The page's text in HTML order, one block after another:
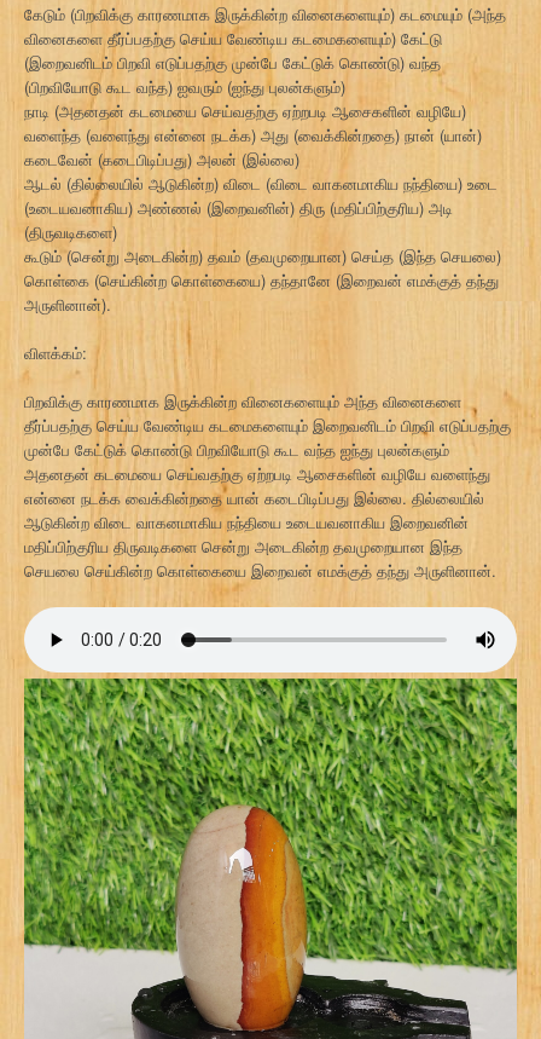
கேடும் (பிறவிக்கு காரணமாக இருக்கின்ற வினைகளையும்) கடமையும் (அந்த
வினைகளை தீர்ப்பதற்கு செய்ய வேண்டிய கடமைகளையும்) கேட்டு
(இறைவனிடம் பிறவி எடுப்பதற்கு முன்பே கேட்டுக் கொண்டு) வந்த
(பிறவியோடு கூட வந்த) ஐவரும் (ஐந்து புலன்களும்)
நாடி (அதனதன் கடமையை செய்வதற்கு ஏற்றபடி ஆசைகளின் வழியே)
வளைந்த (வளைந்து என்னை நடக்க) அது (வைக்கின்றதை) நான் (யான்)
கடைவேன் (கடைபிடிப்பது) அலன் (இல்லை)
ஆடல் (தில்லையில் ஆடுகின்ற) விடை (விடை வாகனமாகிய நந்தியை) உடை
(உடையவனாகிய) அண்ணல் (இறைவனின்) திரு (மதிப்பிற்குரிய) அடி
(திருவடிகளை)
கூடும் (சென்று அடைகின்ற) தவம் (தவமுறையான) செய்த (இந்த செயலை)
கொள்கை (செய்கின்ற கொள்கையை) தந்தானே (இறைவன் எமக்குத் தந்து
அருளினான்).
விளக்கம்:
பிறவிக்கு காரணமாக இருக்கின்ற வினைகளையும் அந்த வினைகளை
தீர்ப்பதற்கு செய்ய வேண்டிய கடமைகளையும் இறைவனிடம் பிறவி எடுப்பதற்கு
முன்பே கேட்டுக் கொண்டு பிறவியோடு கூட வந்த ஐந்து புலன்களும்
அதனதன் கடமையை செய்வதற்கு ஏற்றபடி ஆசைகளின் வழியே வளைந்து
என்னை நடக்க வைக்கின்றதை யான் கடைபிடிப்பது இல்லை. தில்லையில்
ஆடுகின்ற விடை வாகனமாகிய நந்தியை உடையவனாகிய இறைவனின்
மதிப்பிற்குரிய திருவடிகளை சென்று அடைகின்ற தவமுறையான இந்த
செயலை செய்கின்ற கொள்கையை இறைவன் எமக்குத் தந்து அருளினான்.